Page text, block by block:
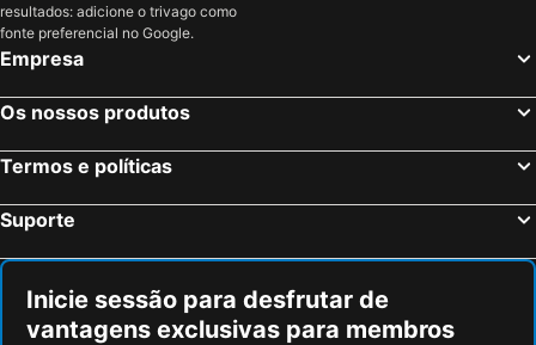
Lugano, bed and breakfasts
Schignano, bed and breakfasts
Merone, bed and breakfasts
Monza, bed and breakfasts
Cossogno, bed and breakfasts
Monvalle, bed and breakfasts
Lentate sul Seveso, bed and breakfasts
Sesto San Giovanni, bed and breakfasts
resultados: adicione o trivago como
fonte preferencial no Google.
Empresa
Os nossos produtos
Termos e políticas
Suporte
Inicie sessão para desfrutar de
vantagens exclusivas para membros